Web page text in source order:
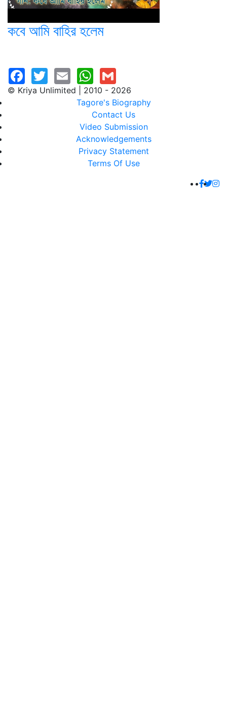
কবে আমি বাহির হলেম
© Kriya Unlimited | 2010 - 2026
Tagore's Biography
Contact Us
Video Submission
Acknowledgements
Privacy Statement
Terms Of Use